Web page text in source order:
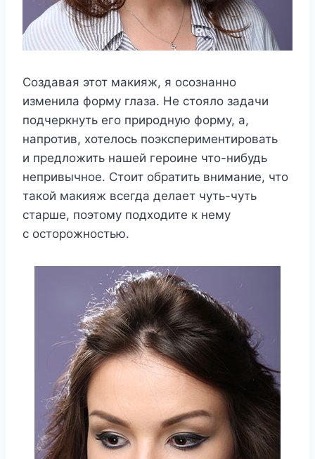
Создавая этот макияж, я осознанно
изменила форму глаза. Не стояло задачи
подчеркнуть его природную форму, а,
напротив, хотелось поэкспериментировать
и предложить нашей героине что-нибудь
непривычное. Стоит обратить внимание, что
такой макияж всегда делает чуть-чуть
старше, поэтому подходите к нему
с осторожностью.